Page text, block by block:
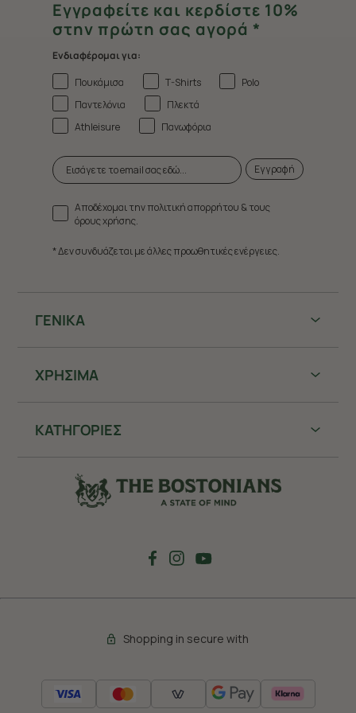
ΓΕΝΙΚΑ
ΧΡHΣΙΜΑ
ΚΑΤΗΓΟΡΙΕΣ
Εγγραφείτε και κερδίστε 10%
στην πρώτη σας αγορά *
Ενδιαφέρομαι για:
Πουκάμισα
T-Shirts
Polo
Παντελόνια
Πλεκτά
Athleisure
Πανωφόρια
Εγγραφή
Αποδέχομαι την πολιτική απορρήτου & τους
όρους χρήσης.
* Δεν συνδυάζεται με άλλες προωθητικές ενέργειες.
Shopping in secure with